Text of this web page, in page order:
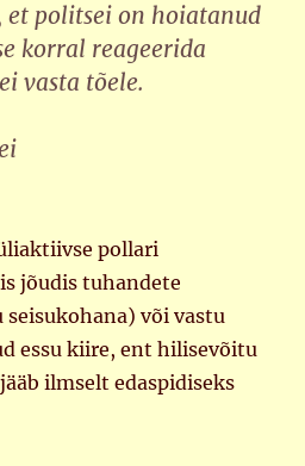
et politsei on hoiatanud
korral reageerida
vasta tõele.
pollari
jõudis tuhandete
või vastu
essu kiire, ent hilisevõitu
ilmselt edaspidiseks